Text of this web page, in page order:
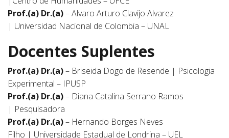
Prof.(a) Dr.(a)– Alvaro Arturo Clavijo Alvarez
| Universidad Nacional de Colombia – UNAL
Docentes Suplentes
Prof.(a) Dr.(a)– Briseida Dogo de Resende | Psicologia
Experimental – IPUSP
Prof.(a) Dr.(a)– Diana Catalina Serrano Ramos
| Pesquisadora
Prof.(a) Dr.(a)– Hernando Borges Neves
Filho | Universidade Estadual de Londrina – UEL